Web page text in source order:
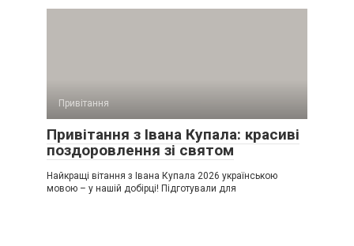
Привітання
Привітання з Івана Купала: красиві
поздоровлення зі святом
Найкращі вітання з Івана Купала 2026 українською
мовою – у нашій добірці! Підготували для